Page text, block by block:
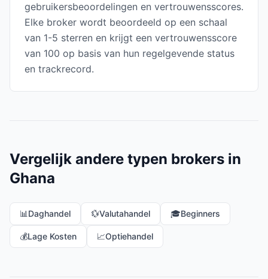
gebruikersbeoordelingen en vertrouwensscores.
Elke broker wordt beoordeeld op een schaal
van 1-5 sterren en krijgt een vertrouwensscore
van 100 op basis van hun regelgevende status
en trackrecord.
Vergelijk andere typen brokers in
Ghana
📊 Daghandel 💱Valutahandel 🎓Beginners
💰Lage Kosten 📈Optiehandel